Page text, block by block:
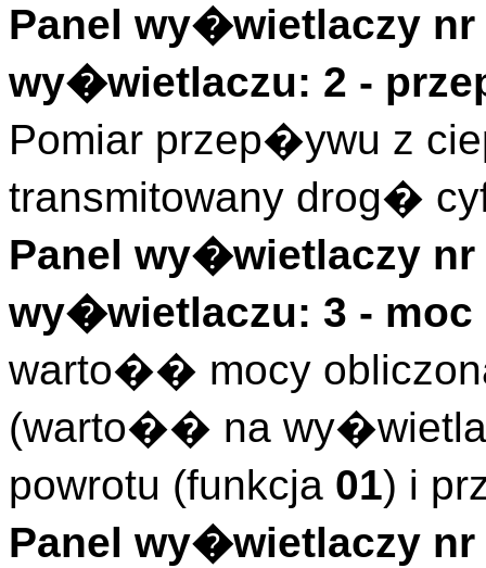
Panel wy�wietlaczy nr
wy�wietlaczu: 2 -
Pomiar przep�ywu z
transmitowany drog�
Panel wy�wietlaczy nr
wy�wietlaczu: 3 - moc
warto�� mocy
(warto�� na
powrotu (funkcja 01) i
Panel wy�wietlaczy nr